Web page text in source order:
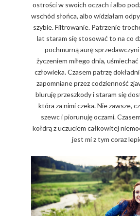
ostrości w swoich oczach i albo
wschód słońca, albo widziałam
szybie. Filtrowanie. Patrzenie
lat staram się stosować to na co
pochmurną aurę
życzeniem miłego dnia,
człowieka. Czasem patrzę
zapomniane przez codzienność
bluruję przeszkody i staram się
która za nimi czeka. Nie zawsze,
szewc i piorunuję oczami.
kołdrą z uczuciem całkowitej
jest mi z tym coraz